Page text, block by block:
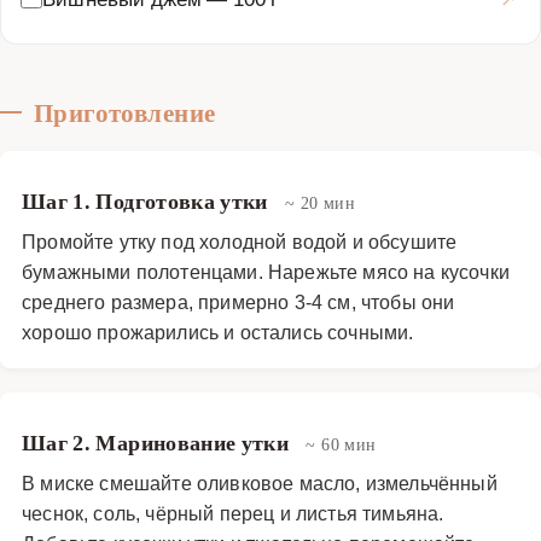
Приготовление
Шаг 1. Подготовка утки ~ 20 мин
Промойте утку под холодной водой и обсушите
бумажными полотенцами. Нарежьте мясо на кусочки
среднего размера, примерно 3-4 см, чтобы они
хорошо прожарились и остались сочными.
Шаг 2. Маринование утки ~ 60 мин
В миске смешайте оливковое масло, измельчённый
чеснок, соль, чёрный перец и листья тимьяна.